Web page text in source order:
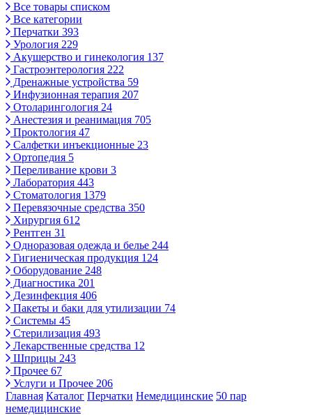
Все товары списком
Все категории
Перчатки 393
Урология 229
Акушерство и гинекология 137
Гастроэнтерология 222
Дренажные устройства 59
Инфузионная терапия 207
Отоларингология 24
Анестезия и реанимация 705
Проктология 47
Салфетки инъекционные 23
Ортопедия 5
Переливание крови 3
Лаборатория 443
Стоматология 1379
Перевязочные средства 350
Хирургия 612
Рентген 31
Одноразовая одежда и белье 244
Гигиеническая продукция 124
Оборудование 248
Диагностика 201
Дезинфекция 406
Пакеты и баки для утилизации 74
Системы 45
Стерилизация 493
Лекарственные средства 12
Шприцы 243
Прочее 67
Услуги и Прочее 206
Главная Каталог Перчатки Немедицинские 50 пар
немедицинские